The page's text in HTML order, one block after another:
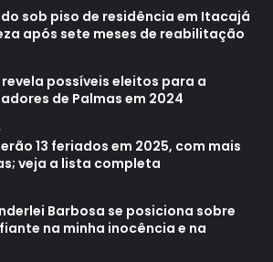
sob piso de residência em Itacajá
após sete meses de reabilitação
revela possíveis eleitos para a
de Palmas em 2024
13 feriados em 2025, com mais
veja a lista completa
Barbosa se posiciona sobre
na minha inocência e na